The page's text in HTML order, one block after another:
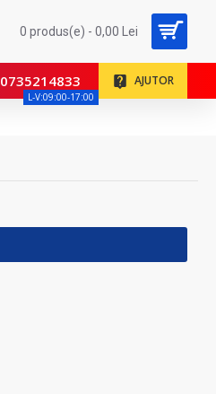
0 produs(e) - 0,00 Lei
0735214833
L-V:09:00-17:00
AJUTOR